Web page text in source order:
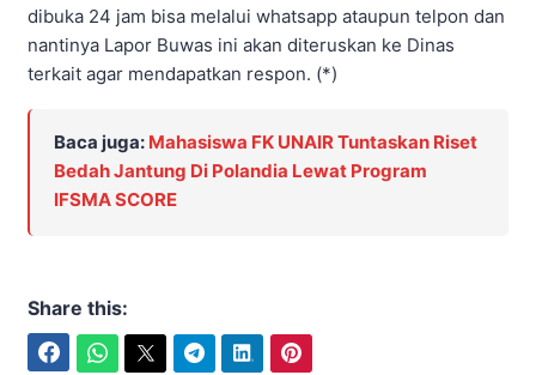
dibuka 24 jam bisa melalui whatsapp ataupun telpon dan
nantinya Lapor Buwas ini akan diteruskan ke Dinas
terkait agar mendapatkan respon. (*)
Baca juga: Mahasiswa FK UNAIR Tuntaskan Riset
Bedah Jantung Di Polandia Lewat Program
IFSMA SCORE
Share this: